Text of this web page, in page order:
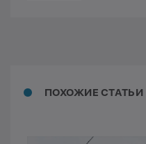
ПОХОЖИЕ СТАТЬИ